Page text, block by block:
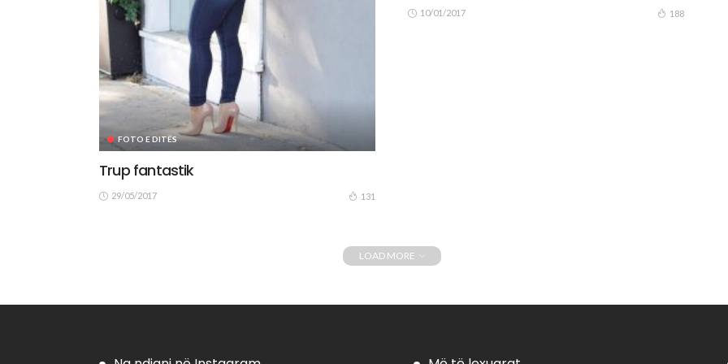
FOTO E DITËS
Trup fantastik
29/05/2017 131
10/01/2017 188
LOAD MORE